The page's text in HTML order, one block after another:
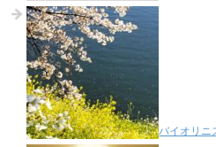
バイオリニ